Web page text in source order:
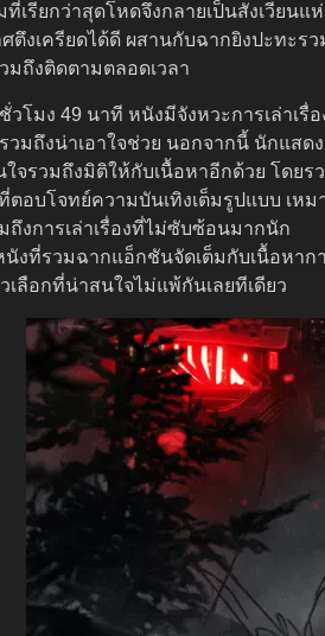
เรียกว่าสุดโหดจึงกลายเป็นสังเวียนแ
ตึงเครียดได้ดี ผสานกับฉากยิงปะทะ
ถึงติดตามตลอดเวลา
โมง 49 นาที หนังมีจังหวะการเล่าเรื่
มถึงน่าเอาใจช่วย นอกจากนี้ นักแสด
จรวมถึงมิติให้กับเนื้อหาอีกด้วย โดยร
อบโจทย์ความบันเทิงเต็มรูปแบบ เห
งการเล่าเรื่องที่ไม่ซับซ้อนมากนัก
งที่รวมฉากแอ็กชันจัดเต็มกับเนื้อหาก
เลือกที่น่าสนใจไม่แพ้กันเลยทีเดียว